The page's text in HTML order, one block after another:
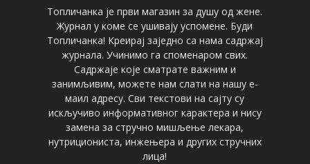
Топличанка је први магазин за душу од жене.
Журнал у коме се ушивају успомене. Буди
Топличанка! Креирај заједно са нама садржај
журнала. Учинимо га споменаром свих.
Садржаје које сматрате важним и
занимљивим, можете нам слати на нашу е-
маил адресу. Сви текстови на сајту су
искључиво информативног карактера и нису
замена за стручно мишљење лекара,
нутрициониста, инжењера и других стручних
лица!